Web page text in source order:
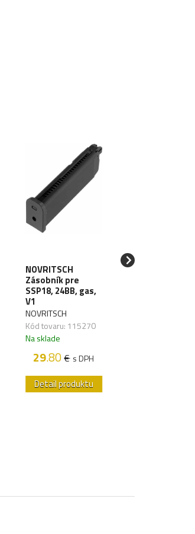
NOVRITSCH
Zásobník pre
SSP18, 24BB, gas,
V1
NOVRITSCH
Kód tovaru: 115270
Na sklade
29.80€ s DPH
Detail produktu